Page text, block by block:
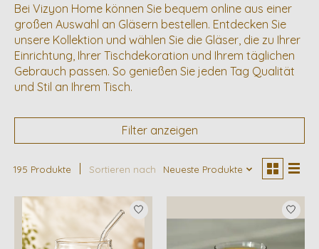
Bei Vizyon Home können Sie bequem online aus einer
großen Auswahl an Gläsern bestellen. Entdecken Sie
unsere Kollektion und wählen Sie die Gläser, die zu Ihrer
Einrichtung, Ihrer Tischdekoration und Ihrem täglichen
Gebrauch passen. So genießen Sie jeden Tag Qualität
und Stil an Ihrem Tisch.
Filter anzeigen
195 Produkte Sortieren nach Neueste Produkte